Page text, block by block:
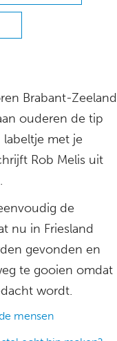
Brabant-Zeeland
ouderen de tip
labeltje met je
Rob Melis uit
.
de
nu in Friesland
gevonden en
te gooien omdat
wordt.
mensen